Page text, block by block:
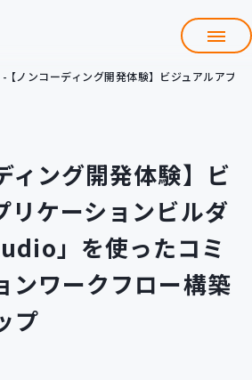
Git導入支援
【ノンコーディング開発体験】ビジュアルアプ
ィング開発体験】ビ
リケーションビルダ
」を使ったコミ
ンワークフロー構築
プ